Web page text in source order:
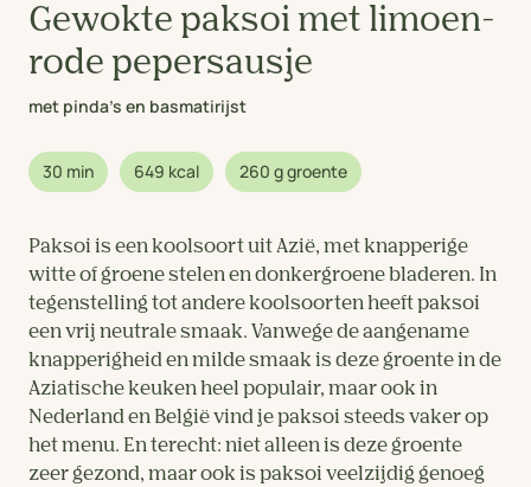
Gewokte paksoi met limoen-
rode pepersausje
met pinda's en basmatirijst
30 min 649 kcal 260 g groente
Paksoi is een koolsoort uit Azië, met knapperige
witte of groene stelen en donkergroene bladeren. In
tegenstelling tot andere koolsoorten heeft paksoi
een vrij neutrale smaak. Vanwege de aangename
knapperigheid en milde smaak is deze groente in de
Aziatische keuken heel populair, maar ook in
Nederland en België vind je paksoi steeds vaker op
het menu. En terecht: niet alleen is deze groente
zeer gezond, maar ook is paksoi veelzijdig genoeg